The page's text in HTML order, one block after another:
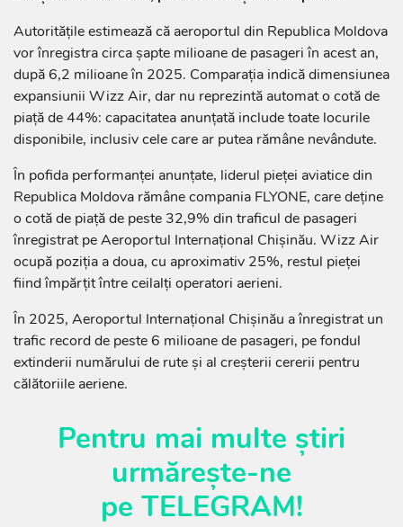
Autoritățile estimează că aeroportul din Republica Moldova
vor înregistra circa șapte milioane de pasageri în acest an,
după 6,2 milioane în 2025. Comparația indică dimensiunea
expansiunii Wizz Air, dar nu reprezintă automat o cotă de
piață de 44%: capacitatea anunțată include toate locurile
disponibile, inclusiv cele care ar putea rămâne nevândute.
În pofida performanței anunțate, liderul pieței aviatice din
Republica Moldova rămâne compania FLYONE, care deține
o cotă de piață de peste 32,9% din traficul de pasageri
înregistrat pe Aeroportul Internațional Chișinău. Wizz Air
ocupă poziția a doua, cu aproximativ 25%, restul pieței
fiind împărțit între ceilalți operatori aerieni.
În 2025, Aeroportul Internațional Chișinău a înregistrat un
trafic record de peste 6 milioane de pasageri, pe fondul
extinderii numărului de rute și al creșterii cererii pentru
călătoriile aeriene.
Pentru mai multe știri
urmărește-ne
pe TELEGRAM!